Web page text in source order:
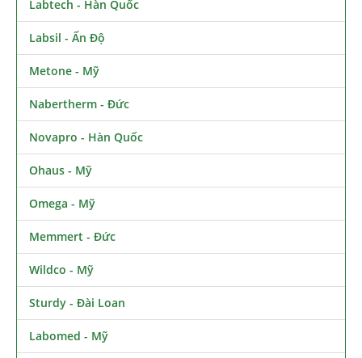
Labtech - Hàn Quốc
Labsil - Ấn Độ
Metone - Mỹ
Nabertherm - Đức
Novapro - Hàn Quốc
Ohaus - Mỹ
Omega - Mỹ
Memmert - Đức
Wildco - Mỹ
Sturdy - Đài Loan
Labomed - Mỹ